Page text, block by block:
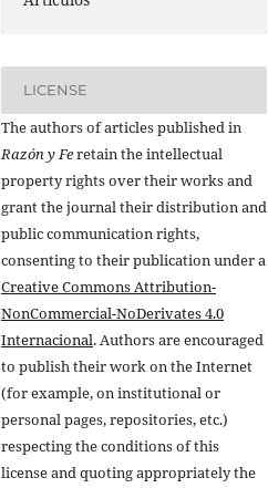
LICENSE
The authors of articles published in
Razón y Feretain the intellectual
property rights over their works and
grant the journal their distribution and
public communication rights,
consenting to their publication under a
Creative Commons Attribution-
NonCommercial-NoDerivates 4.0
Internacional. Authors are encouraged
to publish their work on the Internet
(for example, on institutional or
personal pages, repositories, etc.)
respecting the conditions of this
license and quoting appropriately the